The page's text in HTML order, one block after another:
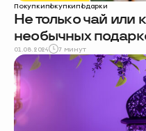
Покупкипокупкиподарки
Не только чай или
необычных
01.08.2024 7 минут